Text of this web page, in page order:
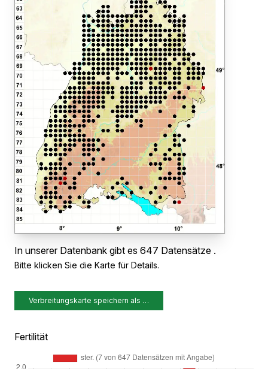
In unserer Datenbank gibt es 647 Datensätze .
Bitte klicken Sie die Karte für Details.
Verbreitungskarte speichern als …
Fertilität